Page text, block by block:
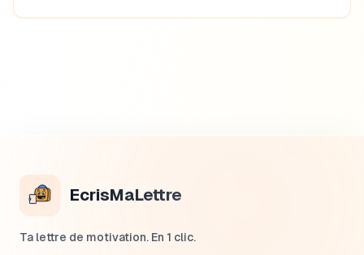
EcrisMaLettre
Ta lettre de motivation. En 1 clic.